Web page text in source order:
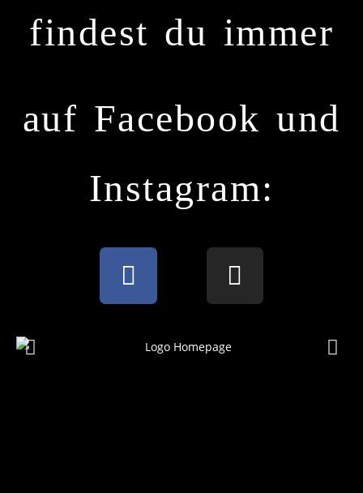
findest du immer
auf Facebook und
Instagram: